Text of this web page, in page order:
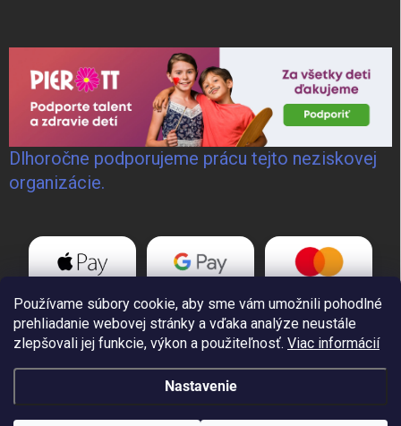
Používame súbory cookie, aby sme vám umožnili pohodlné
prehliadanie webovej stránky a vďaka analýze neustále
zlepšovali jej funkcie, výkon a použiteľnosť. Viac informácií
Nastavenie
Dlhoročne podporujeme prácu tejto neziskovej
organizácie.
Copyright 2026GoWELD, s.r.o.. Všetky práva vyhradené.